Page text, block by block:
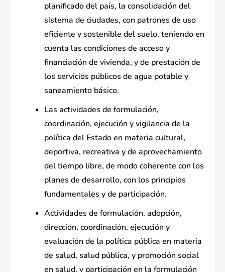
planificado del país, la consolidación del
sistema de ciudades, con patrones de uso
eficiente y sostenible del suelo, teniendo en
cuenta las condiciones de acceso y
financiación de vivienda, y de prestación de
los servicios públicos de agua potable y
saneamiento básico.
Las actividades de formulación,
coordinación, ejecución y vigilancia de la
política del Estado en materia cultural,
deportiva, recreativa y de aprovechamiento
del tiempo libre, de modo coherente con los
planes de desarrollo, con los principios
fundamentales y de participación.
Actividades de formulación, adopción,
dirección, coordinación, ejecución y
evaluación de la política pública en materia
de salud, salud pública, y promoción social
en salud, y participación en la formulación